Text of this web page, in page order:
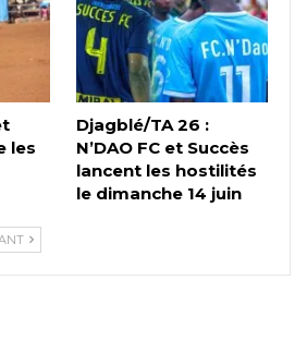
les
Djagblé/TA 26 :
N’DAO FC et Succès
lancent les hostilités
le dimanche 14 juin